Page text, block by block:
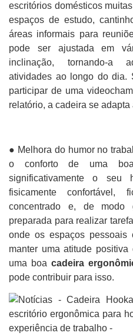
escritórios domésticos
espaços de estudo,
áreas informais para
pode ser ajustada em
inclinação, tornando-a
atividades ao longo do dia.
participar de uma
relatório, a cadeira se
● Melhora do humor no
o conforto de uma
significativamente o seu
fisicamente confortável,
concentrado e, de
preparada para realizar
onde os espaços pessoais
manter uma atitude
uma boa cadeira
pode contribuir para isso.